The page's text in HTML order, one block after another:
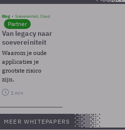
Blog Soevereinteit, Cloud
Partner
Van legacy naar
soevereiniteit
Waarom je oude
applicaties je
grootste risico
zijn.
1 min
MEER WHITEPAPERS